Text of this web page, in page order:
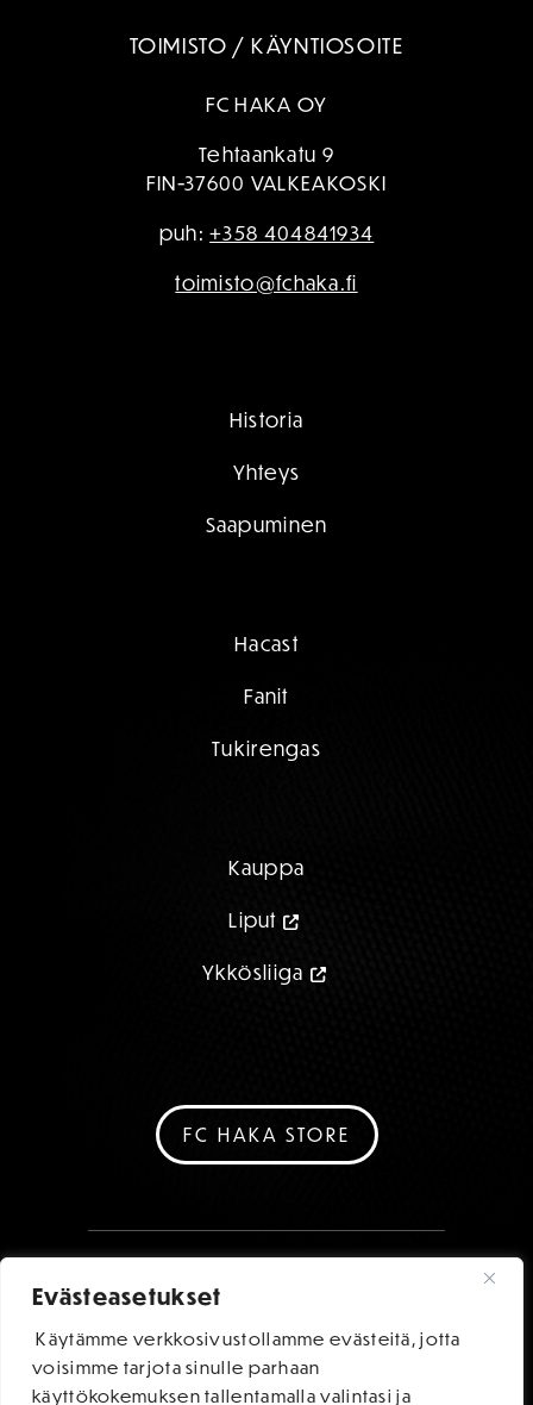
Evästeasetukset
Käytämme verkkosivustollamme evästeitä, jotta
voisimme tarjota sinulle parhaan
käyttökokemuksen tallentamalla valintasi ja
TOIMISTO / KÄYNTIOSOITE
FC HAKA OY
Tehtaankatu 9
FIN-37600 VALKEAKOSKI
puh:+358 404841934
toimisto@fchaka.fi
Historia
Yhteys
Saapuminen
Hacast
Fanit
Tukirengas
Kauppa
Liput
Ykkösliiga
FC HAKA STORE